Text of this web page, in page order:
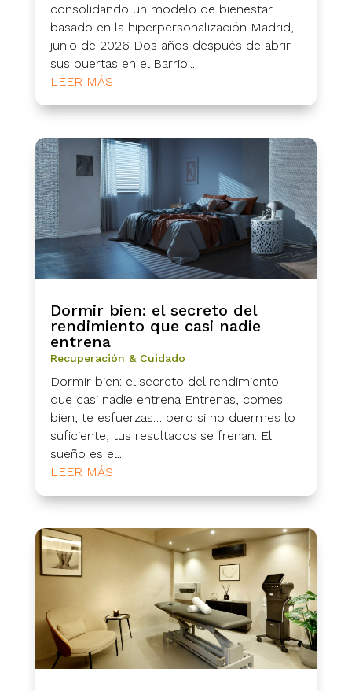
consolidando un modelo de bienestar
basado en la hiperpersonalización Madrid,
junio de 2026 Dos años después de abrir
sus puertas en el Barrio...
LEER MÁS
Dormir bien: el secreto del
rendimiento que casi nadie
entrena
Recuperación & Cuidado
Dormir bien: el secreto del rendimiento
que casi nadie entrena Entrenas, comes
bien, te esfuerzas… pero si no duermes lo
suficiente, tus resultados se frenan. El
sueño es el...
LEER MÁS